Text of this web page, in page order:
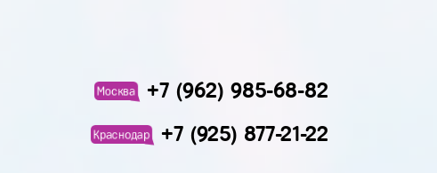
Москва +7 (962) 985-68-82
Краснодар +7 (925) 877-21-22